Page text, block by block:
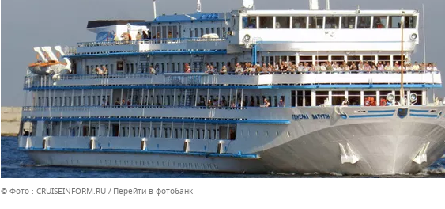
© Фото : CRUISEINFORM.RU Перейти в фотобанк